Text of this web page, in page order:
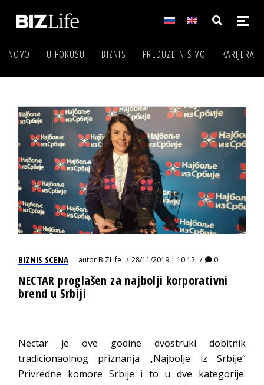
NOVO U FOKUSU BIZNIS PREDUZETNIŠTVO KARIJERA
BIZNIS SCENA autorBIZLife 28/11/2019 | 10:12 0
NECTAR proglašen za najbolji korporativni
brend u Srbiji
Nectar je ove godine dvostruki dobitnik
tradicionaolnog priznanja „Najbolje iz Srbije“
Privredne komore Srbije i to u dve kategorije.